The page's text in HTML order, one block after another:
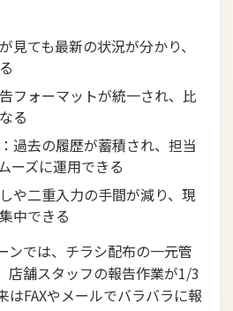
見ても最新の状況が分かり、
フォーマットが統一され、比
る
：過去の履歴が蓄積され、担当
ーズに運用できる
や二重入力の手間が減り、現
中できる
ンでは、チラシ配布の一元管
店舗スタッフの報告作業が1/3
はFAXやメールでバラバラに報